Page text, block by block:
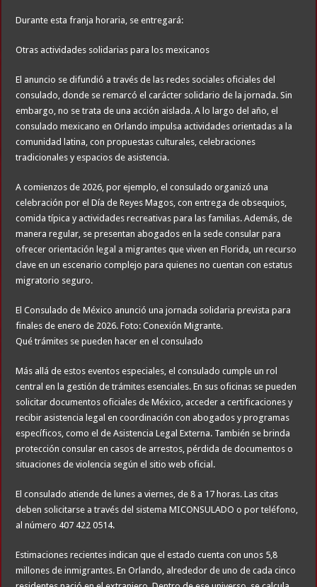
Durante esta franja horaria, se entregará:
Otras actividades solidarias para los mexicanos
El anuncio se difundió a través de las redes sociales oficiales del
consulado, donde se remarcó el carácter solidario de la jornada. Sin
embargo, no se trata de una acción aislada. A lo largo del año, el
consulado mexicano en Orlando impulsa actividades orientadas a la
comunidad latina, con propuestas culturales, celebraciones
tradicionales y espacios de asistencia.
A comienzos de 2026, por ejemplo, el consulado organizó una
celebración por el Día de Reyes Magos, con entrega de obsequios,
comida típica y actividades recreativas para las familias. Además, de
manera regular, se presentan abogados en la sede consular para
ofrecer orientación legal a migrantes que viven en Florida, un recurso
clave en un escenario complejo para quienes no cuentan con estatus
migratorio seguro.
El Consulado de México anunció una jornada solidaria prevista para
finales de enero de 2026. Foto: Conexión Migrante.
Qué trámites se pueden hacer en el consulado
Más allá de estos eventos especiales, el consulado cumple un rol
central en la gestión de trámites esenciales. En sus oficinas se pueden
solicitar documentos oficiales de México, acceder a certificaciones y
recibir asistencia legal en coordinación con abogados y programas
específicos, como el de Asistencia Legal Externa. También se brinda
protección consular en casos de arrestos, pérdida de documentos o
situaciones de violencia según el sitio web oficial.
El consulado atiende de lunes a viernes, de 8 a 17 horas. Las citas
deben solicitarse a través del sistema MICONSULADO o por teléfono,
al número 407 422 0514.
Estimaciones recientes indican que el estado cuenta con unos 5,8
millones de inmigrantes. En Orlando, alrededor de uno de cada cinco